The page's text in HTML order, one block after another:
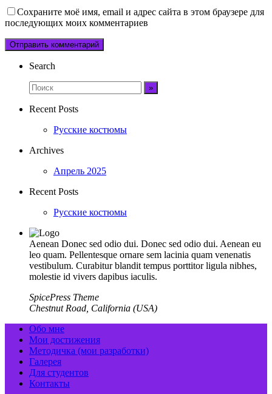
Сохраните моё имя, email и адрес сайта в этом браузере для
последующих моих комментариев
Search
Recent Posts
Русские костюмы
Archives
Апрель 2025
Recent Posts
Русские костюмы
Aenean Donec sed odio dui. Donec sed odio dui. Aenean eu
leo quam. Pellentesque ornare sem lacinia quam venenatis
vestibulum. Curabitur blandit tempus porttitor ligula nibhes,
molestie id vivers dapibus iaculis.
SpicePress Theme
Chestnut Road, California (USA)
Обо мне
Мои достижения
Методичка (мои разработки)
Галерея
Для студентов
Контакты